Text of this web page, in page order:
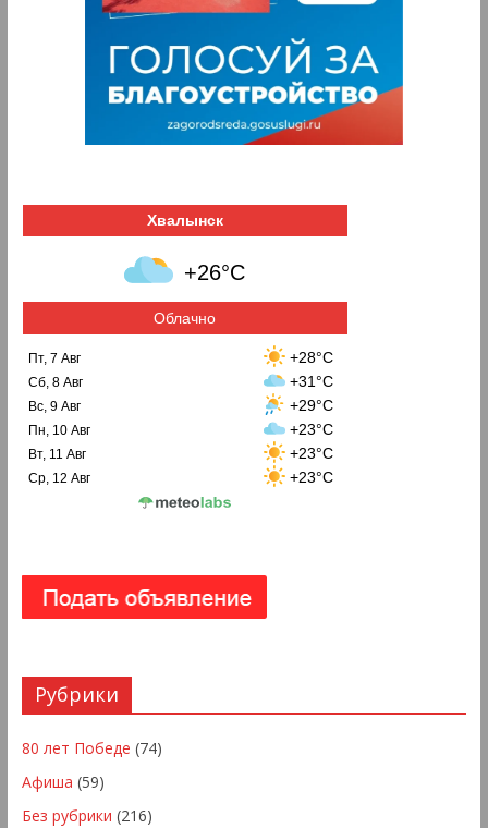
Хвалынск
+26°C
Облачно
Пт, 7 Авг +28°C
Сб, 8 Авг +31°C
Вс, 9 Авг +29°C
Пн, 10 Авг +23°C
Вт, 11 Авг +23°C
Ср, 12 Авг +23°C
Рубрики
80 лет Победе (74)
Афиша (59)
Без рубрики (216)